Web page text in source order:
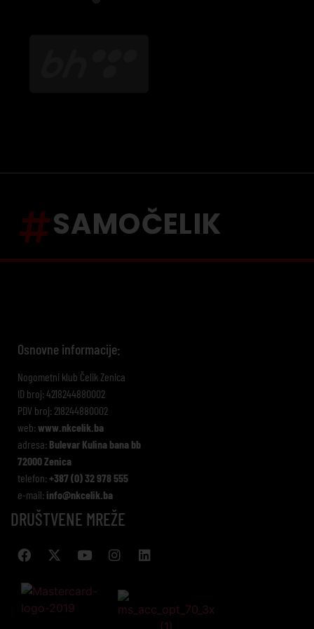
SAMOČELIK
Osnovne informacije:
Nogometni klub Čelik Zenica
ID broj: 4218244880002
PDV broj: 218244880002
web: www.nkcelik.ba
adresa: Bulevar Kulina bana bb
72000 Zenica
telefon: +387 (0) 32 978 555
e-mail: info@nkcelik.ba
DRUŠTVENE MREŽE